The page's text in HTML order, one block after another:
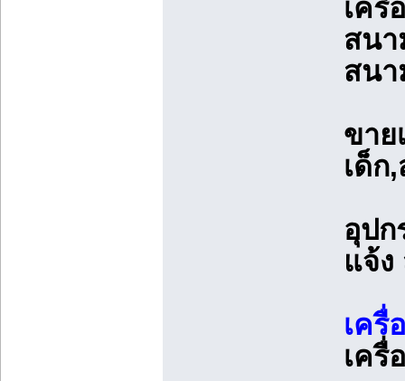
เครื่
สนา
สน
ขาย
เด็ก
อุปก
แจ้ง
เครื่
เครื่